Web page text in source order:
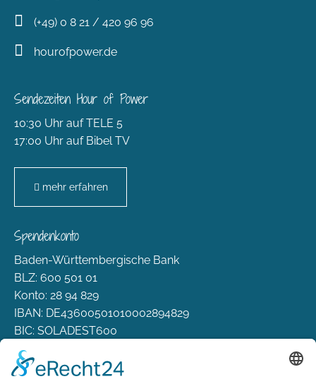
(+49) 0 8 21 / 420 96 96
hourofpower.de
Sendezeiten Hour of Power
10:30 Uhr auf TELE 5
17:00 Uhr auf Bibel TV
mehr erfahren
Spendenkonto
Baden-Württembergische Bank
BLZ: 600 501 01
Konto: 28 94 829
IBAN: DE43600501010002894829
BIC: SOLADEST600
Rechtliches